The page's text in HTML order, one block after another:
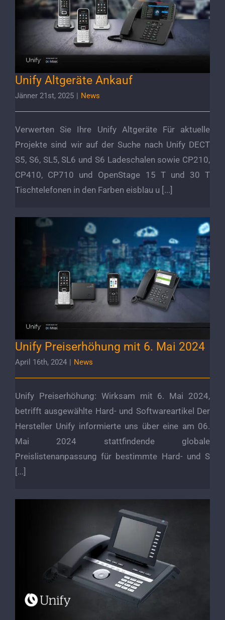
Unify Altgeräte Ankauf
Unify Altgeräte Ankauf
Jänner 21st, 2025 | News
Verwerten Sie Ihre Unify Altgeräte Für aktuelle
Projekte sind wir auf der Suche nach Unify DECT
S5, S6, SL5, SL6 und S6 Ladeschalen sowie CP210,
CP410, CP710 und OpenStage 15 T und 30 T
Tischtelefonen in den Farben eisblau u [...]
Unify Preiserhöhung mit 6. Mai 2024
Unify Preiserhöhung mit 6. Mai 2024
April 16th, 2024 | News
Unify Preiserhöhung: Wirksam mit 6. Mai 2024,
betrifft ausgewählte Hard- und Softwareartikel Der
Hersteller Unify informierte uns über eine am 06.
Mai 2024 stattfindende globale
Preislistenanpassung für bestimmte Hard- und S
[...]
Produkteinstellung Unify OpenStage TDM
Telefone